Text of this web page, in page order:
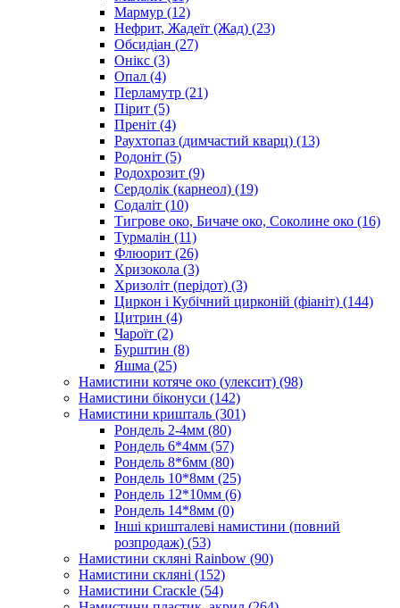
Мармур (12)
Нефрит, Жадеїт (Жад) (23)
Обсидіан (27)
Онікс (3)
Опал (4)
Перламутр (21)
Пірит (5)
Преніт (4)
Раухтопаз (димчастий кварц) (13)
Родоніт (5)
Родохрозит (9)
Сердолік (карнеол) (19)
Содаліт (10)
Тигрове око, Бичаче око, Соколине око (16)
Турмалін (11)
Флюорит (26)
Хризокола (3)
Хризоліт (перідот) (3)
Циркон і Кубічний цирконій (фіаніт) (144)
Цитрин (4)
Чароїт (2)
Бурштин (8)
Яшма (25)
Намистини котяче око (улексит) (98)
Намистини біконуси (142)
Намистини кришталь (301)
Рондель 2-4мм (80)
Рондель 6*4мм (57)
Рондель 8*6мм (80)
Рондель 10*8мм (25)
Рондель 12*10мм (6)
Рондель 14*8мм (0)
Інші кришталеві намистини (повний
розпродаж) (53)
Намистини скляні Rainbow (90)
Намистини скляні (152)
Намистини Cracкle (54)